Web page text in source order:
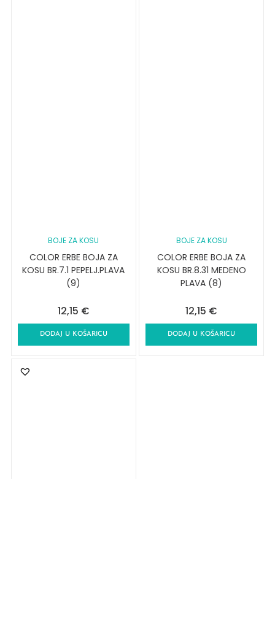
BOJE ZA KOSU
COLOR ERBE BOJA ZA
KOSU BR.7.1 PEPELJ.PLAVA
(9)
12,15 €
DODAJ U KOŠARICU
BOJE ZA KOSU
COLOR ERBE BOJA ZA
KOSU BR.8.31 MEDENO
PLAVA (8)
12,15 €
DODAJ U KOŠARICU